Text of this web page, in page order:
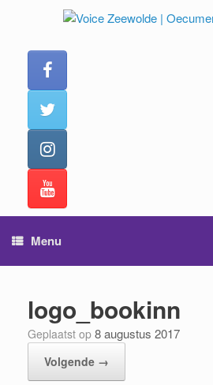
Menu
logo_bookinn
Geplaatst op 8 augustus 2017
Volgende →